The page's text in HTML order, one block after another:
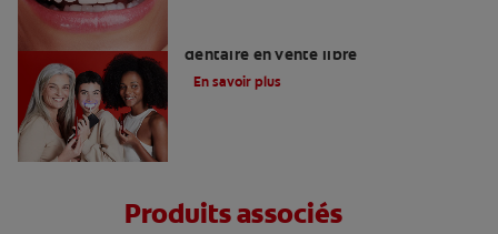
dentaire en vente libre
En savoir plus
Produits associés